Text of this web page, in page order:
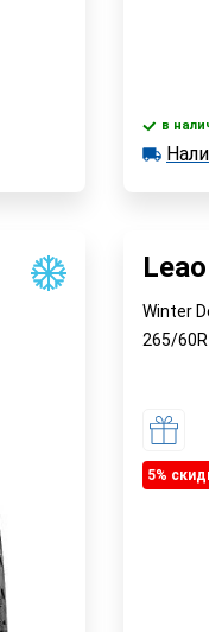
в
в
Leao
Winter
265/
5%